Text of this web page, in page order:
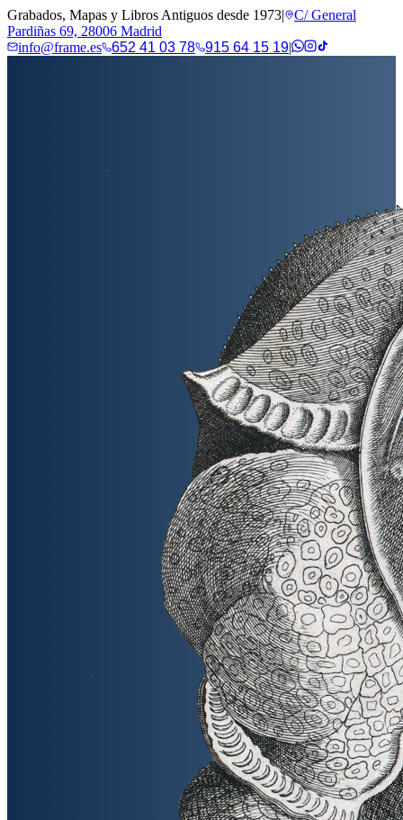
Grabados, Mapas y Libros Antiguos desde 1973|
C/ General
Pardiñas 69, 28006 Madrid
info@frame.es
652 41 03 78 915 64 15 19|